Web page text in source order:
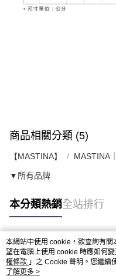
商品相關分類 (5)
【MASTINA】 MASTINA
▼所有品牌
本分類熱銷全站排行
熱門標籤
本網站中使用 cookie，欲查詢有
望在電腦上使用 cookie 時應如何
權條款 」之 Cookie 聲明。您繼續
用條款之 Cookie 聲明使用 cookie。
了解更多 >